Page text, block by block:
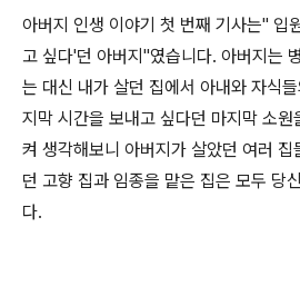
아버지 인생 이야기 첫 번째 기사는" 입
고 싶다'던 아버지"였습니다. 아버지는
는 대신 내가 살던 집에서 아내와 자식
지막 시간을 보내고 싶다던 마지막 소원
켜 생각해보니 아버지가 살았던 여러
던 고향 집과 임종을 맡은 집은 모두 당
다.